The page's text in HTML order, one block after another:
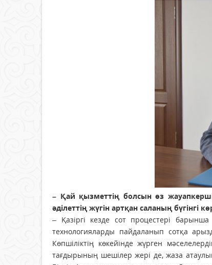
– Қай қызметтің болсын өз
әділеттің жүгін артқан саланың бүгінгі
– Қазіргі кезде сот процестері
технологияларды пайдаланып сотқа
Көпшіліктің көкейінде жүрген
тағдырының шешілер жері де, жаза